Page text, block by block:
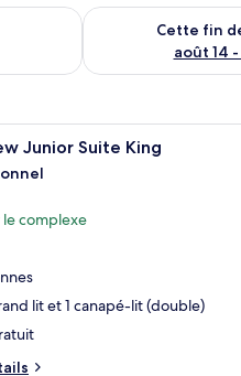
août 10 - août 11
Cette fin
août 14
Vérifier la
d’un bureau, d’une chaise,
:
Une chambre
Junior Suite King
le complexe
lit et 1 canapé-lit (double)